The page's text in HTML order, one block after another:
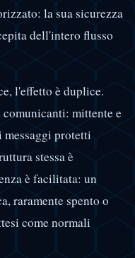
la sua sicurezza
dell'intero flusso
l'effetto è duplice.
mittente e
messaggi protetti
stessa è
è facilitata: un
raramente spento o
come normali